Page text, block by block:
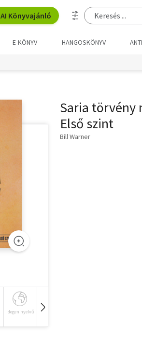
AI Könyvajánló
E-KÖNYV HANGOSKÖNYV
Idegen nyelvű Hangoskönyv
Saria törvény
Első szint
Bill Warner